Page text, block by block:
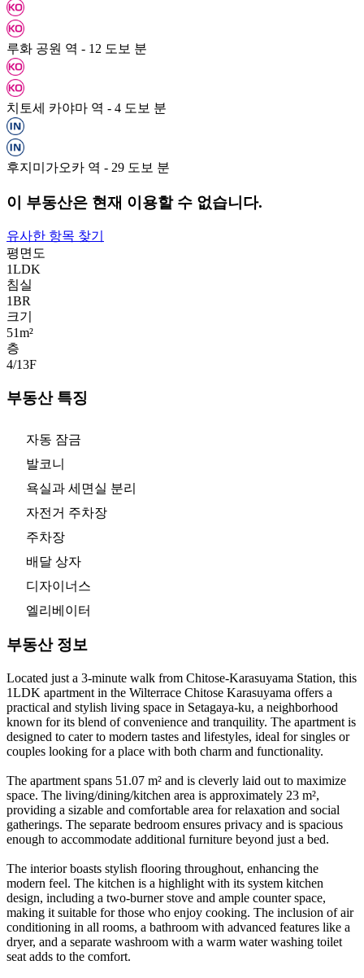
루화 공원 역 - 12 도보 분
치토세 카야마 역 - 4 도보 분
후지미가오카 역 - 29 도보 분
이 부동산은 현재 이용할 수 없습니다.
유사한 항목 찾기
평면도
1LDK
침실
1BR
크기
51m²
층
4/13F
부동산 특징
자동 잠금
발코니
욕실과 세면실 분리
자전거 주차장
주차장
배달 상자
디자이너스
엘리베이터
부동산 정보
Located just a 3-minute walk from Chitose-Karasuyama Station, this
1LDK apartment in the Wilterrace Chitose Karasuyama offers a
practical and stylish living space in Setagaya-ku, a neighborhood
known for its blend of convenience and tranquility. The apartment is
designed to cater to modern tastes and lifestyles, ideal for singles or
couples looking for a place with both charm and functionality.
The apartment spans 51.07 m² and is cleverly laid out to maximize
space. The living/dining/kitchen area is approximately 23 m²,
providing a sizable and comfortable area for relaxation and social
gatherings. The separate bedroom ensures privacy and is spacious
enough to accommodate additional furniture beyond just a bed.
The interior boasts stylish flooring throughout, enhancing the
modern feel. The kitchen is a highlight with its system kitchen
design, including a two-burner stove and ample counter space,
making it suitable for those who enjoy cooking. The inclusion of air
conditioning in all rooms, a bathroom with advanced features like a
dryer, and a separate washroom with a warm water washing toilet
seat adds to the comfort.